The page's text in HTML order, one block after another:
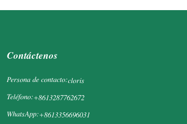
Contáctenos
Persona de contacto:cloris
Teléfono:+8613287762672
WhatsApp:+8613356696031